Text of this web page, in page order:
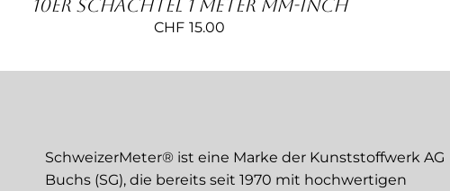
10er Schachtel 1 Meter mm-inch
CHF 15.00
SchweizerMeter® ist eine Marke der Kunststoffwerk AG
Buchs (SG), die bereits seit 1970 mit hochwertigen